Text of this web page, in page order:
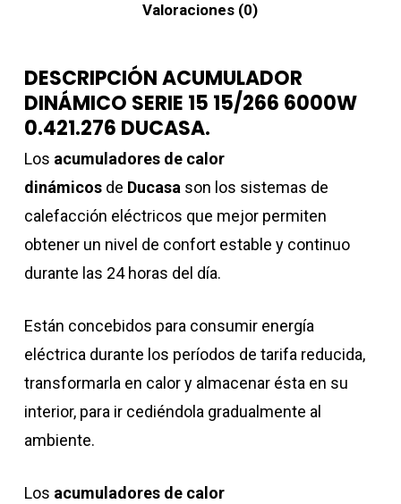
Valoraciones (0)
DESCRIPCIÓN ACUMULADOR
DINÁMICO SERIE 15 15/266 6000W
0.421.276 DUCASA.
Los acumuladores de calor
dinámicosde Ducasason los sistemas de
calefacción eléctricos que mejor permiten
obtener un nivel de confort estable y continuo
durante las 24 horas del día.
Están concebidos para consumir energía
eléctrica durante los períodos de tarifa reducida,
transformarla en calor y almacenar ésta en su
interior, para ir cediéndola gradualmente al
ambiente.
Los acumuladores de calor